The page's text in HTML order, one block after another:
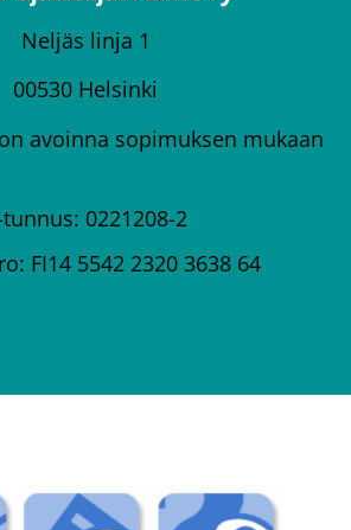
Neljäs linja 1
00530 Helsinki
avoinna sopimuksen mukaan
tunnus: 0221208-2
FI14 5542 2320 3638 64